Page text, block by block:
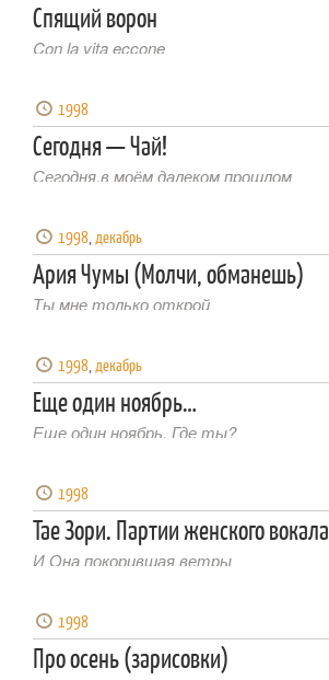
Спящий ворон
Con la vita eccone
1998
Сегодня — Чай!
Сегодня,в моём далеком прошлом
1998,декабрь
Ария Чумы (Молчи, обманешь)
Ты мне только открой
1998,декабрь
Еще один ноябрь…
Еще один ноябрь. Где ты?
1998
Тае Зори. Партии женского вокала
И Она покорившая ветры
1998
Про осень (зарисовки)